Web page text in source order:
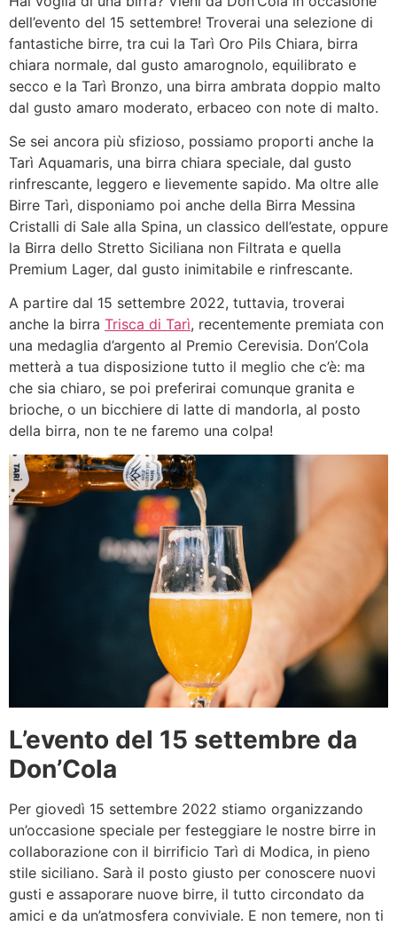
dell’evento del 15 settembre! Troverai una selezione di
fantastiche birre, tra cui la Tarì Oro Pils Chiara, birra
chiara normale, dal gusto amarognolo, equilibrato e
secco e la Tarì Bronzo, una birra ambrata doppio malto
dal gusto amaro moderato, erbaceo con note di malto.
Se sei ancora più sfizioso, possiamo proporti anche la
Tarì Aquamaris, una birra chiara speciale, dal gusto
rinfrescante, leggero e lievemente sapido. Ma oltre alle
Birre Tarì, disponiamo poi anche della Birra Messina
Cristalli di Sale alla Spina, un classico dell’estate, oppure
la Birra dello Stretto Siciliana non Filtrata e quella
Premium Lager, dal gusto inimitabile e rinfrescante.
A partire dal 15 settembre 2022, tuttavia, troverai
anche la birra Trisca di Tarì, recentemente premiata con
una medaglia d’argento al Premio Cerevisia. Don’Cola
metterà a tua disposizione tutto il meglio che c’è: ma
che sia chiaro, se poi preferirai comunque granita e
brioche, o un bicchiere di latte di mandorla, al posto
della birra, non te ne faremo una colpa!
L’evento del 15 settembre da
Don’Cola
Per giovedì 15 settembre 2022 stiamo organizzando
un’occasione speciale per festeggiare le nostre birre in
collaborazione con il birrificio Tarì di Modica, in pieno
stile siciliano. Sarà il posto giusto per conoscere nuovi
gusti e assaporare nuove birre, il tutto circondato da
amici e da un’atmosfera conviviale. E non temere, non ti